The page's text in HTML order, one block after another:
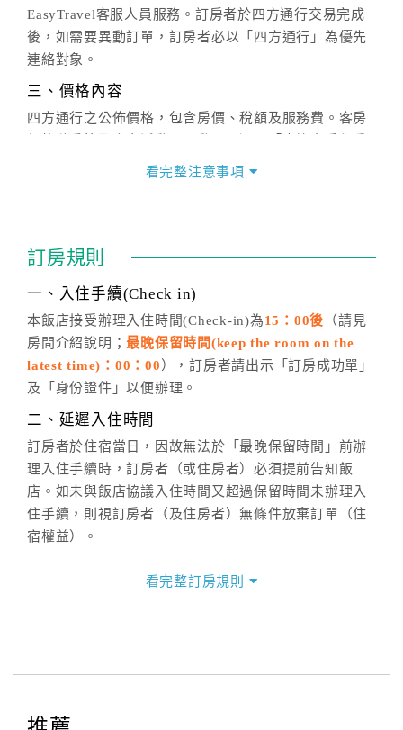
EasyTravel客服人員服務。訂房者於四方通行交易完成
後，如需要異動訂單，訂房者必以「四方通行」為優先
連絡對象。
三、價格內容
四方通行之公佈價格，包含房價、稅額及服務費。客房
價」之當日價格為標準。
話方式異動訂單。
※非客服時間之申辦異動，皆為次日計算及辦理。
五、客服時間
週一至週日，上午9:00～晚上6:00
六、聯絡方式
(07)9682715 。
看完整注意事項
訂房規則
一、入住手續(Check in)
本飯店接受辦理入住時間(Check-in)為15：00後 （請見
房間介紹說明；最晚保留時間(keep the room on the
latest time)：00：00 ），訂房者請出示「訂房成功單」
及「身份證件」以便辦理。
二、延遲入住時間
訂房者於住宿當日，因故無法於「最晚保留時間」前辦
理入住手續時，訂房者（或住房者）必須提前告知飯
店。如未與飯店協議入住時間又超過保留時間未辦理入
住手續，則視訂房者（及住房者）無條件放棄訂單（住
宿權益）。
四、訂單異動
提出申辦不得異動訂單。
看完整訂房規則